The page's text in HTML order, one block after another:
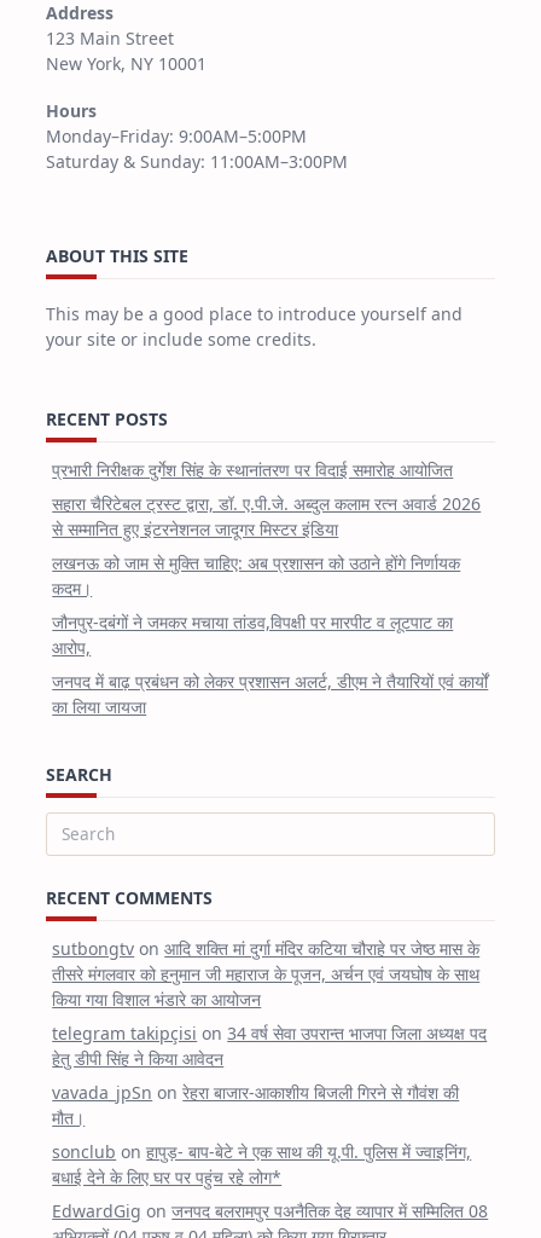
Address
123 Main Street
New York, NY 10001
Hours
Monday–Friday: 9:00AM–5:00PM
Saturday & Sunday: 11:00AM–3:00PM
ABOUT THIS SITE
This may be a good place to introduce yourself and
your site or include some credits.
RECENT POSTS
प्रभारी निरीक्षक दुर्गेश सिंह के स्थानांतरण पर विदाई समारोह आयोजित
सहारा चैरिटेबल ट्रस्ट द्वारा, डॉ. ए.पी.जे. अब्दुल कलाम रत्न अवार्ड 2026
से सम्मानित हुए इंटरनेशनल जादूगर मिस्टर इंडिया
लखनऊ को जाम से मुक्ति चाहिए: अब प्रशासन को उठाने होंगे निर्णायक
कदम।
जौनपुर-दबंगों ने जमकर मचाया तांडव,विपक्षी पर मारपीट व लूटपाट का
आरोप,
जनपद में बाढ़ प्रबंधन को लेकर प्रशासन अलर्ट, डीएम ने तैयारियों एवं कार्यों
का लिया जायजा
SEARCH
Search
RECENT COMMENTS
sutbongtv onआदि शक्ति मां दुर्गा मंदिर कटिया चौराहे पर जेष्ठ मास के
तीसरे मंगलवार को हनुमान जी महाराज के पूजन, अर्चन एवं जयघोष के साथ
किया गया विशाल भंडारे का आयोजन
telegram takipçisi on34 वर्ष सेवा उपरान्त भाजपा जिला अध्यक्ष पद
हेतु डीपी सिंह ने किया आवेदन
vavada_jpSn onरेहरा बाजार-आकाशीय बिजली गिरने से गौवंश की
मौत।
sonclub onहापुड़- बाप-बेटे ने एक साथ की यू.पी. पुलिस में ज्वाइनिंग,
बधाई देने के लिए घर पर पहुंच रहे लोग*
EdwardGig onजनपद बलरामपुर पअनैतिक देह व्यापार में सम्मिलित 08